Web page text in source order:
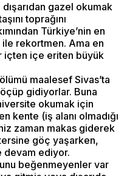
gazel okumak
toprağını
Türkiye’nin en
ile rekortmen. Ama en
içten içe eriten büyük
maalesef Sivas’ta
gidiyorlar. Buna
okumak için
kente (iş alanı olmadığı
zaman makas giderek
göç yaşarken,
devam ediyor.
beğenmeyenler var